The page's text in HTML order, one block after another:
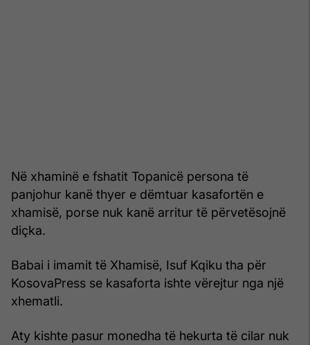
Në xhaminë e fshatit Topanicë persona të
panjohur kanë thyer e dëmtuar kasafortën e
xhamisë, porse nuk kanë arritur të përvetësojnë
diçka.
Babai i imamit të Xhamisë, Isuf Kqiku tha për
KosovaPress se kasaforta ishte vërejtur nga një
xhematli.
Aty kishte pasur monedha të hekurta të cilar nuk